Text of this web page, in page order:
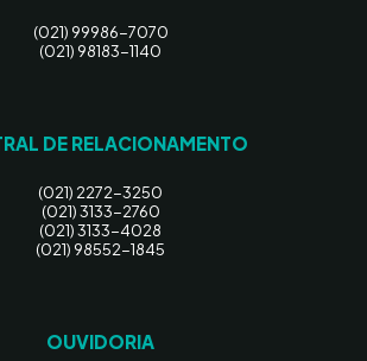
(021) 99986-7070
(021) 98183-1140
DE RELACIONAMENTO
(021) 2272-3250
(021) 3133-2760
(021) 3133-4028
(021) 98552-1845
OUVIDORIA